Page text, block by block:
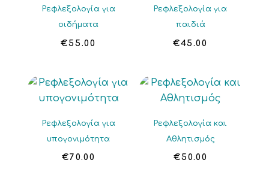
Ρεφλεξολογία για
οιδήματα
€55.00
Ρεφλεξολογία για
παιδιά
€45.00
Ρεφλεξολογία για
υπογονιμότητα
€70.00
Ρεφλεξολογία και
Αθλητισμός
€50.00